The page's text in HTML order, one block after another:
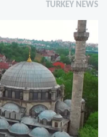
TURKEY NEWS